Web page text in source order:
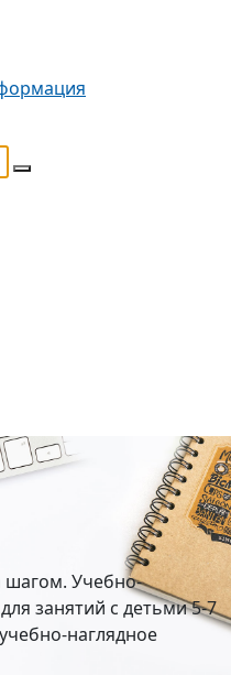
шагом. Учебно-
занятий с детьми 5-7
наглядное